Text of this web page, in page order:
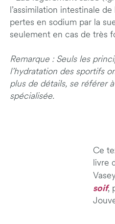
l’assimilation intestinale
pertes en sodium par la
seulement en cas de très
Remarque : Seuls les
l’hydratation des sportifs
plus de détails, se référer
spécialisée.
Ce
livre
soif,